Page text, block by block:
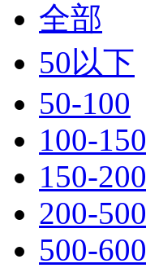
全部
50以下
50-100
100-150
150-200
200-500
500-600